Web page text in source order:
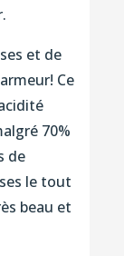
et de
Ce
70%
de
le tout
beau et